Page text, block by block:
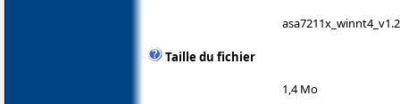
Taille du fichier
1,4 Mo